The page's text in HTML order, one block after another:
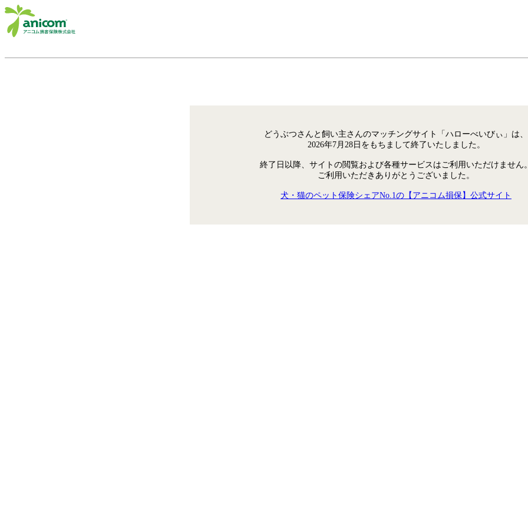
どうぶつさんと飼い主さんのマッチングサイト「ハローべいびぃ」は、
2026年7月28日をもちまして終了いたしました。
終了日以降、サイトの閲覧および各種サービスはご利用いただけません
ご利用いただきありがとうございました。
犬・猫のペット保険シェアNo.1の【アニコム損保】公式サイト